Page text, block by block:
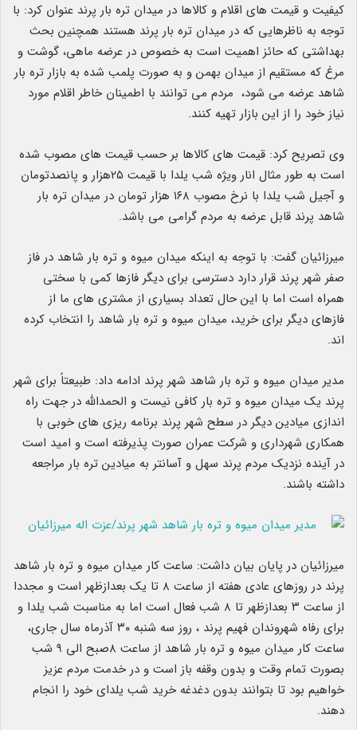
کیفیت و قیمت های اقلام و کالاها در میدان تره بار پرند عنوان کرد: با
توجه به ناظرهایی که در میدان تره بار پرند هستند همچنین بحث
بهداشتی که حائز اهمیت است به خصوص در عرضه ماهی، گوشت و
مرغ که مستقیم از میدان بهمن و به صورت پلمب شده به بازار تره بار
شاهد عرضه می شود، مردم می توانند با اطمینان خاطر اقلام مورد
نیاز خود را از این بازار تهیه کنند.
وی تصریح کرد: قیمت های کالاها بر حسب قیمت های مصوب شده
است به طور مثال انار ویژه شب یلدا با قیمت ۲۵هزار و پانصدتومان
و آجیل شب یلدا با نرخ مصوب ۱۶۸ هزار تومان در میدان تره بار
شاهد پرند قابل عرضه به مردم گرامی می باشد.
میرزائیان گفت: با توجه به اینکه میدان میوه و تره بار شاهد در فاز
صفر شهر پرند قرار دارد دسترسی برای دیگر فازها کمی با سختی
همراه است اما با این حال تعداد بسیاری از مشتری های ما از
فازهای دیگر برای خرید، میدان میوه و تره بار شاهد را انتخاب کرده
اند.
مدیر میدان میوه و تره بار شاهد شهر پرند ادامه داد: طبیعتاً برای شهر
پرند یک میدان میوه و تره بار کافی نیست و الحمدالله در جهت راه
اندازی میادین دیگر در سطح شهر پرند برنامه ریزی های خوبی با
همکاری شهرداری و شرکت عمران صورت پذیرفته است و امید است
در آینده نزدیک مردم پرند سهل و آسانتر به میادین تره بار مراجعه
داشته باشند.
میرزائیان در پایان بیان داشت: ساعت کار میدان میوه و تره بار شاهد
پرند در روزهای عادی هفته از ساعت ۸ تا یک بعدازظهر است و مجددا
از ساعت ۳ بعدازظهر تا ۸ شب فعال است اما به مناسبت شب یلدا و
برای رفاه شهروندان فهیم پرند ، روز سه شنبه ۳۰ آذرماه سال جاری،
ساعت کار میدان میوه و تره بار شاهد از ساعت ۸صبح الی ۹ شب
بصورت تمام وقت و بدون وقفه باز است و در خدمت مردم عزیز
خواهیم بود تا بتوانند بدون دغدغه خرید شب یلدای خود را انجام
دهند.